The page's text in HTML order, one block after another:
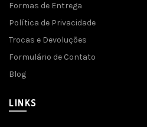
Formas de Entrega
Política de Privacidade
Trocas e Devoluções
Formulário de Contato
Blog
LINKS